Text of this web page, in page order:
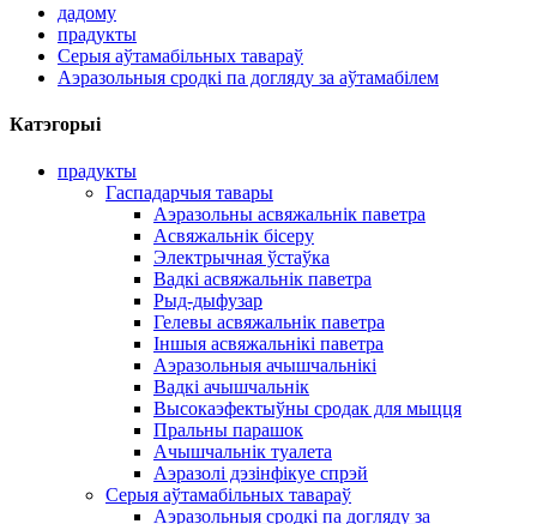
дадому
прадукты
Серыя аўтамабільных тавараў
Аэразольныя сродкі па догляду за аўтамабілем
Катэгорыі
прадукты
Гаспадарчыя тавары
Аэразольны асвяжальнік паветра
Асвяжальнік бісеру
Электрычная ўстаўка
Вадкі асвяжальнік паветра
Рыд-дыфузар
Гелевы асвяжальнік паветра
Іншыя асвяжальнікі паветра
Аэразольныя ачышчальнікі
Вадкі ачышчальнік
Высокаэфектыўны сродак для мыцця
Пральны парашок
Ачышчальнік туалета
Аэразолі дэзінфікуе спрэй
Серыя аўтамабільных тавараў
Аэразольныя сродкі па догляду за